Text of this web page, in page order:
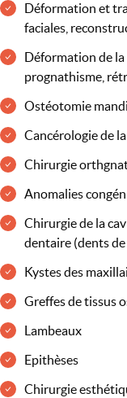
Déformation et
faciales,
Déformation de la
prognathisme,
Ostéotomie
Cancérologie de
Chirurgie
Anomalies
Chirurgie de la
dentaire (dents de
Kystes des
Greffes de tissus
Lambeaux
Epithèses
Chirurgie